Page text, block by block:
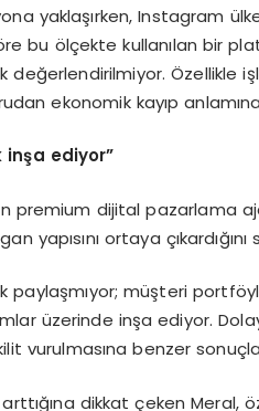
yaklaşırken, Instagram
bu ölçekte kullanılan bir
değerlendirilmiyor. Özellikle
ekonomik kayıp
ediyor”
dijital pazarlama
yapısını ortaya çıkardığını
paylaşmıyor; müşteri
üzerinde inşa ediyor.
vurulmasına benzer
dikkat çeken Meral,